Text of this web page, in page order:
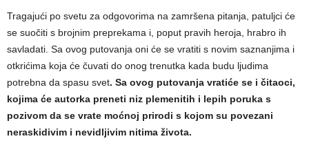
Tragajući po svetu za odgovorima na zamršena pitanja, patuljci će
se suočiti s brojnim preprekama i, poput pravih heroja, hrabro ih
savladati. Sa ovog putovanja oni će se vratiti s novim saznanjima i
otkrićima koja će čuvati do onog trenutka kada budu ljudima
potrebna da spasu svet. Sa ovog putovanja vratiće se i čitaoci,
kojima će autorka preneti niz plemenitih i lepih poruka s
pozivom da se vrate moćnoj prirodi s kojom su povezani
neraskidivim i nevidljivim nitima života.